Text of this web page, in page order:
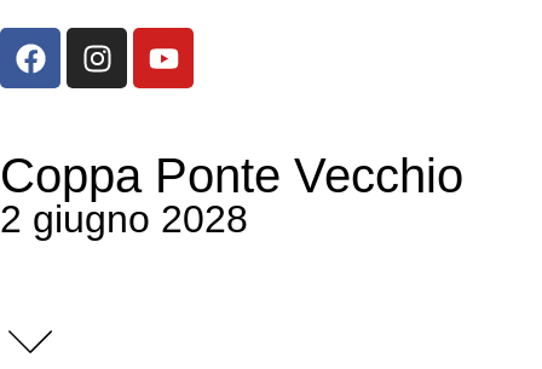
Coppa Ponte Vecchio
2 giugno 2028